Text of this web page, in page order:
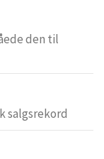
den til
salgsrekord